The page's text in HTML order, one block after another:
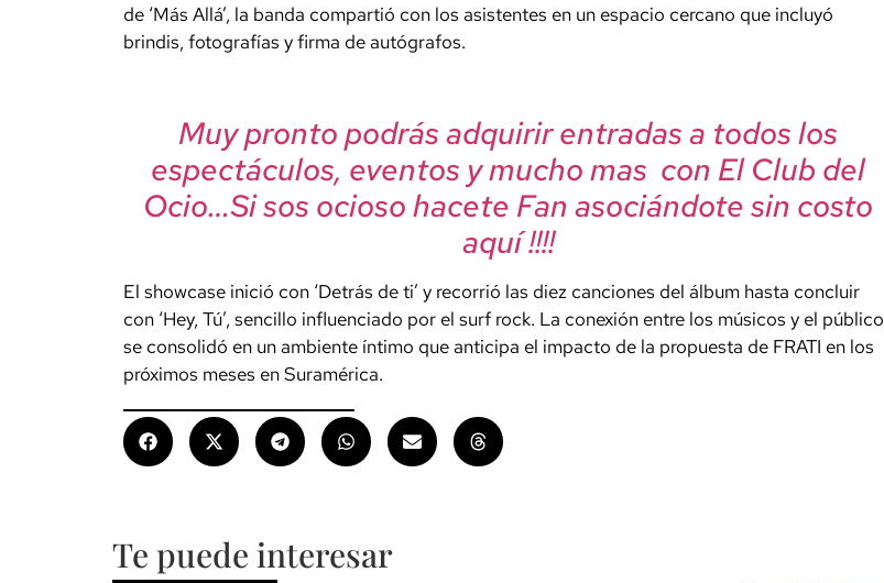
de ‘Más Allá’, la banda compartió con los asistentes en un espacio cercano que incluyó
brindis, fotografías y firma de autógrafos.
Muy pronto podrás adquirir entradas a todos los
espectáculos, eventos y mucho mas con El Club del
Ocio…Si sos ocioso hacete Fan asociándote sin costo
aquí !!!!
El showcase inició con ‘Detrás de ti’ y recorrió las diez canciones del álbum hasta concluir
con ‘Hey, Tú’, sencillo influenciado por el surf rock. La conexión entre los músicos y el público
se consolidó en un ambiente íntimo que anticipa el impacto de la propuesta de FRATI en los
próximos meses en Suramérica.
Te puede interesar